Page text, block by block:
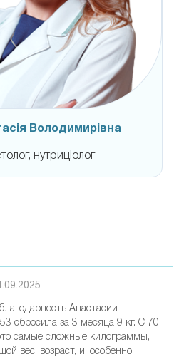
Володимирівна
нутриціолог
Анастасии
сбросила за 3 месяца 9 кг. С 70
самые сложные килограммы,
вес, возраст, и, особенно,